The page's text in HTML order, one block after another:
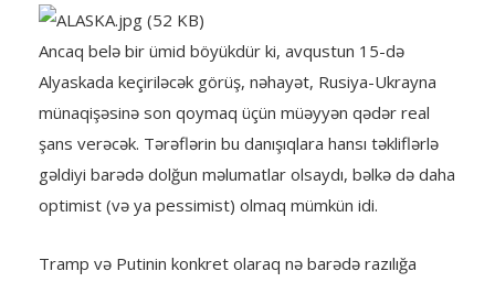
Ancaq belə bir ümid böyükdür ki, avqustun 15-də
Alyaskada keçiriləcək görüş, nəhayət, Rusiya-Ukrayna
münaqişəsinə son qoymaq üçün müəyyən qədər real
şans verəcək. Tərəflərin bu danışıqlara hansı təkliflərlə
gəldiyi barədə dolğun məlumatlar olsaydı, bəlkə də daha
optimist (və ya pessimist) olmaq mümkün idi.
Tramp və Putinin konkret olaraq nə barədə razılığa